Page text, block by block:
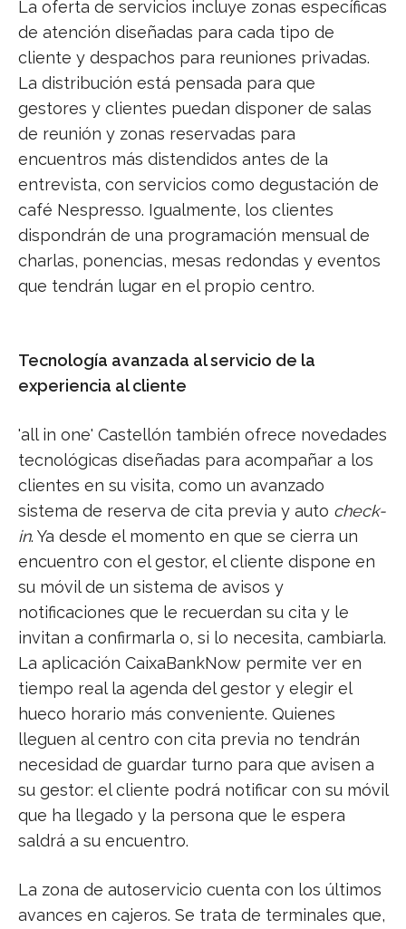
La oferta de servicios incluye zonas específicas
de atención diseñadas para cada tipo de
cliente y despachos para reuniones privadas.
La distribución está pensada para que
gestores y clientes puedan disponer de salas
de reunión y zonas reservadas para
encuentros más distendidos antes de la
entrevista, con servicios como degustación de
café Nespresso. Igualmente, los clientes
dispondrán de una programación mensual de
charlas, ponencias, mesas redondas y eventos
que tendrán lugar en el propio centro.
Tecnología avanzada al servicio de la
experiencia al cliente
'all in one' Castellón también ofrece novedades
tecnológicas diseñadas para acompañar a los
clientes en su visita, como un avanzado
sistema de reserva de cita previa y auto check-
in. Ya desde el momento en que se cierra un
encuentro con el gestor, el cliente dispone en
su móvil de un sistema de avisos y
notificaciones que le recuerdan su cita y le
invitan a confirmarla o, si lo necesita, cambiarla.
La aplicación CaixaBankNow permite ver en
tiempo real la agenda del gestor y elegir el
hueco horario más conveniente. Quienes
lleguen al centro con cita previa no tendrán
necesidad de guardar turno para que avisen a
su gestor: el cliente podrá notificar con su móvil
que ha llegado y la persona que le espera
saldrá a su encuentro.
La zona de autoservicio cuenta con los últimos
avances en cajeros. Se trata de terminales que,